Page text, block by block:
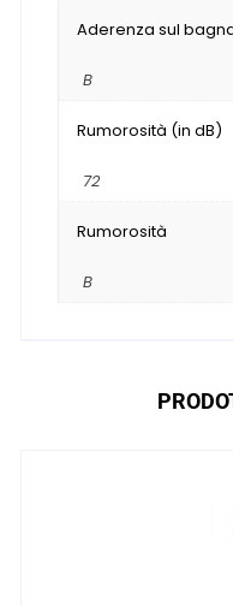
Aderenza sul
B
Rumorosità (in dB)
72
Rumorosità
B